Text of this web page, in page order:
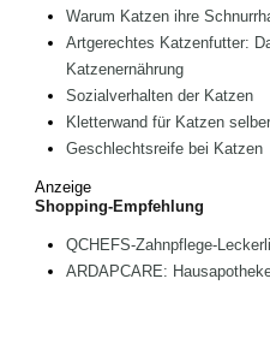
Warum Katzen ihre
Artgerechtes Katzenfutter:
Katzenernährung
Sozialverhalten der Katzen
Kletterwand für Katzen
Geschlechtsreife bei Katzen
Anzeige
Shopping-Empfehlung
QCHEFS-Zahnpflege-
ARDAPCARE: